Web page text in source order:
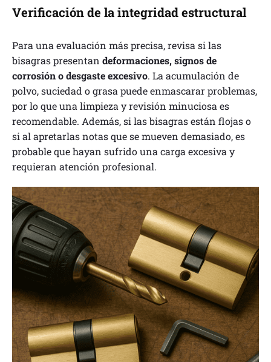
Verificación de la integridad estructural
Para una evaluación más precisa, revisa si las
bisagras presentan deformaciones, signos de
corrosión o desgaste excesivo. La acumulación de
polvo, suciedad o grasa puede enmascarar problemas,
por lo que una limpieza y revisión minuciosa es
recomendable. Además, si las bisagras están flojas o
si al apretarlas notas que se mueven demasiado, es
probable que hayan sufrido una carga excesiva y
requieran atención profesional.